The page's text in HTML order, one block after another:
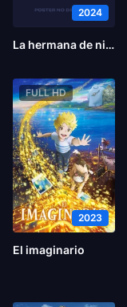
2024
La hermana de nieve
FULL HD
2023
El imaginario